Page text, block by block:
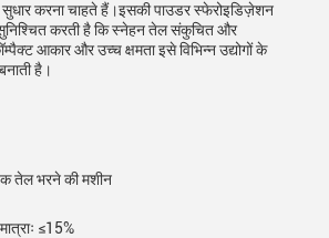
करना चाहते हैं।इसकी पाउडर स्फेरोइडिज़ेशन
करती है कि स्नेहन तेल संकुचित और
आकार और उच्च क्षमता इसे विभिन्न उद्योगों के
है।
तेल भरने की मशीन
≤15%